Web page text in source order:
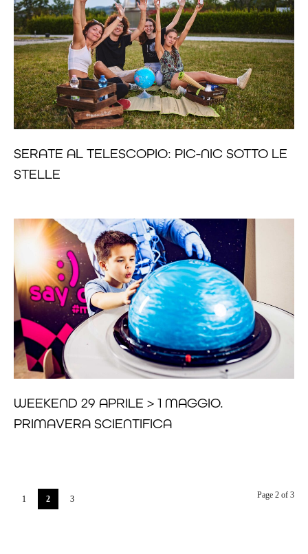
SERATE AL TELESCOPIO: PIC-NIC SOTTO LE
STELLE
WEEKEND 29 APRILE > 1 MAGGIO.
PRIMAVERA SCIENTIFICA
1 2 3 Page 2 of 3